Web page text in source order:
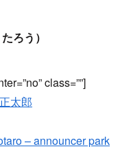
ろう）
class=””]
– announcer park